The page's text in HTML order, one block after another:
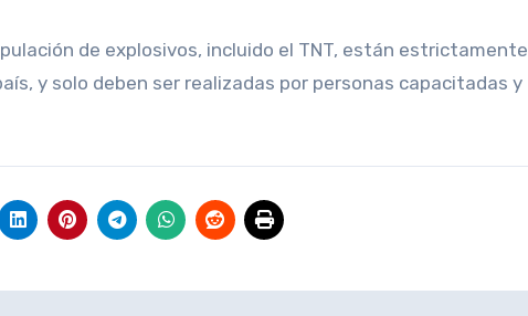
de explosivos, incluido el TNT, están estrictamente
y solo deben ser realizadas por personas capacitadas y